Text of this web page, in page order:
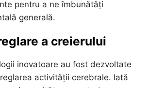
pentru a ne îmbunătăți
generală.
a creierului
inovatoare au fost dezvoltate
activității cerebrale. Iată